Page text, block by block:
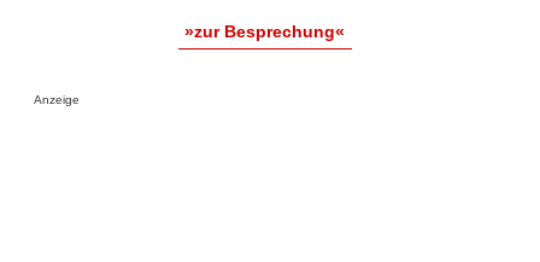
»zur Besprechung«
Anzeige